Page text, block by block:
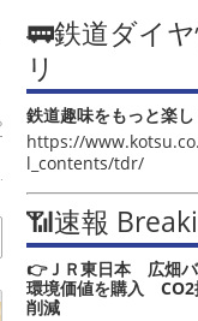
🚃鉄道ダイ
リ
鉄道趣味をもっと楽し
https://
l_contents/tdr/
📶速報
👉ＪＲ東日本 広畑バ
環境価値を購入 CO2
削減